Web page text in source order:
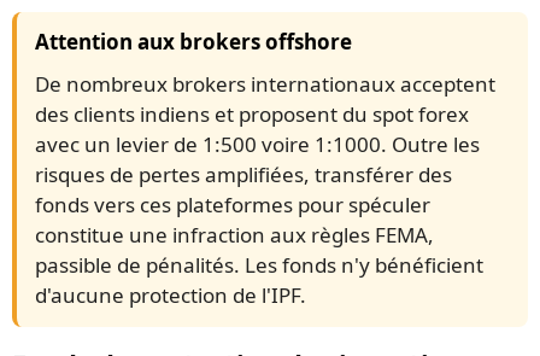
Attention aux brokers offshore
De nombreux brokers internationaux acceptent
des clients indiens et proposent du spot forex
avec un levier de 1:500 voire 1:1000. Outre les
risques de pertes amplifiées, transférer des
fonds vers ces plateformes pour spéculer
constitue une infraction aux règles FEMA,
passible de pénalités. Les fonds n'y bénéficient
d'aucune protection de l'IPF.